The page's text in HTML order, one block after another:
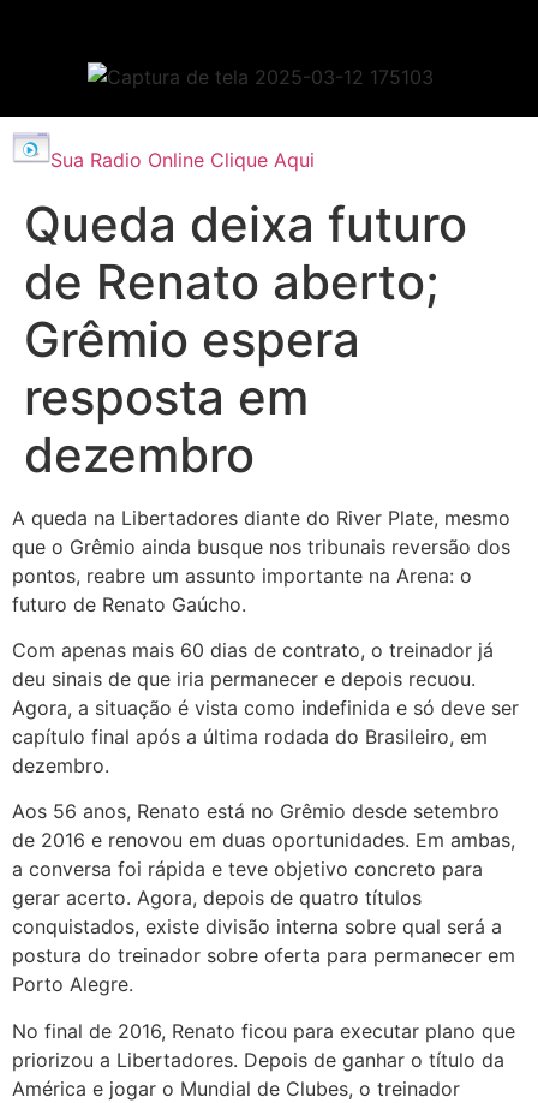
Sua Radio Online Clique Aqui
Queda deixa futuro
de Renato aberto;
Grêmio espera
resposta em
dezembro
A queda na Libertadores diante do River Plate, mesmo
que o Grêmio ainda busque nos tribunais reversão dos
pontos, reabre um assunto importante na Arena: o
futuro de Renato Gaúcho.
Com apenas mais 60 dias de contrato, o treinador já
deu sinais de que iria permanecer e depois recuou.
Agora, a situação é vista como indefinida e só deve ser
capítulo final após a última rodada do Brasileiro, em
dezembro.
Aos 56 anos, Renato está no Grêmio desde setembro
de 2016 e renovou em duas oportunidades. Em ambas,
a conversa foi rápida e teve objetivo concreto para
gerar acerto. Agora, depois de quatro títulos
conquistados, existe divisão interna sobre qual será a
postura do treinador sobre oferta para permanecer em
Porto Alegre.
No final de 2016, Renato ficou para executar plano que
priorizou a Libertadores. Depois de ganhar o título da
América e jogar o Mundial de Clubes, o treinador